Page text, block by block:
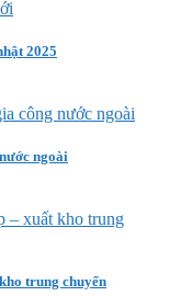
2025
ngoài
trung chuyển